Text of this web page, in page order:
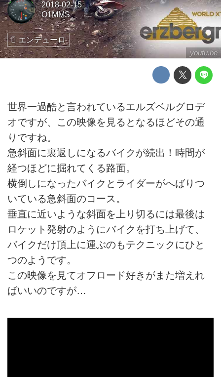
youtu.be
2018-02-15
O1MMS
エンデューロ
世界一過酷と言われているエルズベルグロデ
オですが、この映像を見るとなるほどその通
りですね。
急斜面に裏返しになるバイクが続出！時間が
経つほどに掘れてくる路面。
横倒しになったバイクとライダーがへばりつ
いている急斜面のコース。
垂直に近いような斜面を上り切るには最後は
ロケット発射のようにバイクを打ち上げて、
バイクだけ頂上に運ぶのもテクニックにひと
つのようです。
この映像を見てオフロード好きがまた増えれ
ばいいのですが…